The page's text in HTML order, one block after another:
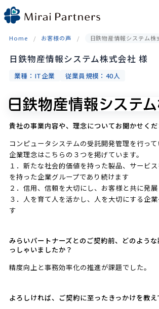
Skip
to
Home お客様の声 日鉄物産情報システム株
日鉄物産情報システム株式会社 様
業種：IT企業 従業員規模：40人
貴社の事業内容や、理念についてお聞かせくだ
コンピュータシステムの受託開発管理を行って
企業理念はこちらの３つを掲げています。
１．新たな社会的価値を持った製品、サービ
を持った企業グループであり続けます
２．信用、信頼を大切にし、お客様と共に発
３．人を育て人を活かし、人を大切にする企
す
みらいパートナーズとのご契約前、どのよう
っしゃいましたか？
精度向上と事務効率化の推進が課題でした。
よろしければ、ご契約に至ったきっかけを教え